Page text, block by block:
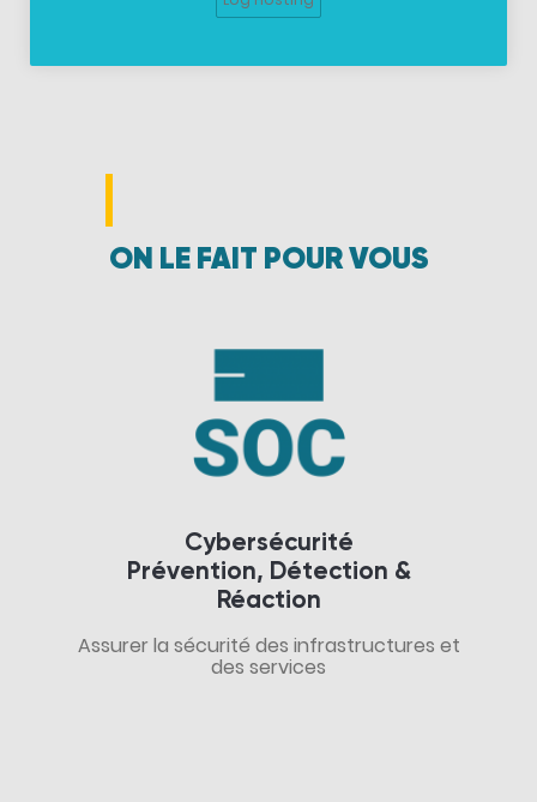
ON LE FAIT POUR VOUS
Cybersécurité
Prévention, Détection &
Réaction
Assurer la sécurité des infrastructures et
des services